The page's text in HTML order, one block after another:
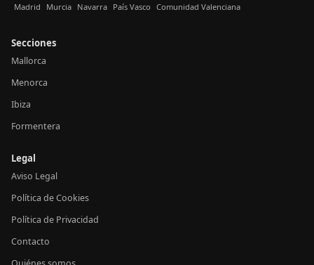
Madrid Murcia Navarra País Vasco Comunidad Valenciana
Secciones
Mallorca
Menorca
Ibiza
Formentera
Legal
Aviso Legal
Política de Cookies
Política de Privacidad
Contacto